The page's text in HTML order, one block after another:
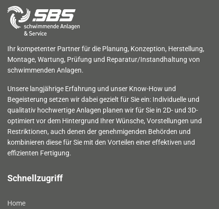
Ihr kompetenter Partner für die Planung, Konzeption, Herstellung,
Montage, Wartung, Prüfung und Reparatur/Instandhaltung von
schwimmenden Anlagen.
Unsere langjährige Erfahrung und unser Know-How und
Begeisterung setzen wir dabei gezielt für Sie ein: Individuelle und
qualitativ hochwertige Anlagen planen wir für Sie in 2D- und 3D-
optimiert vor dem Hintergrund Ihrer Wünsche, Vorstellungen und
Restriktionen, auch denen der genehmigenden Behörden und
kombinieren diese für Sie mit den Vorteilen einer effektiven und
effizienten Fertigung.
Schnellzugriff
Home